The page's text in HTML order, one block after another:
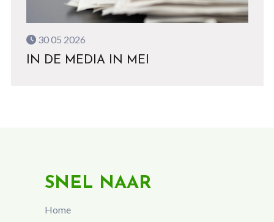
30 05 2026
IN DE MEDIA IN MEI
SNEL NAAR
Home